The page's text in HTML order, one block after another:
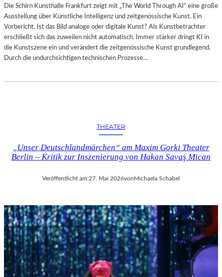
Die Schirn Kunsthalle Frankfurt zeigt mit „The World Through AI“ eine große
Ausstellung über Künstliche Intelligenz und zeitgenössische Kunst. Ein
Vorbericht. Ist das Bild analoge oder digitale Kunst? Als Kunstbetrachter
erschließt sich das zuweilen nicht automatisch. Immer stärker dringt KI in
die Kunstszene ein und verändert die zeitgenössische Kunst grundlegend.
Durch die undurchsichtigen technischen Prozesse…
THEATER
„Unser Deutschlandmärchen“ am Maxim Gorki Theater
Berlin – Kritik zur Inszenierung von Hakan Savaş Mican
Veröffentlicht am:27. Mai 2026vonMichaela Schabel